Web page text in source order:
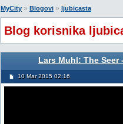
MyCity » Blogovi » ljubicasta
Blog korisnika
Lars Muhl: The Seer
10 Mar 2015 02:16